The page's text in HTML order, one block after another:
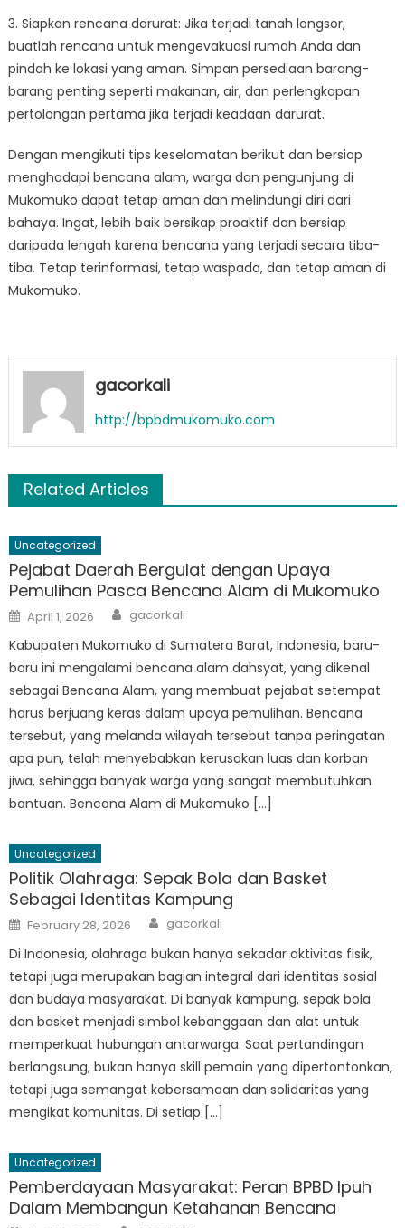
3. Siapkan rencana darurat: Jika terjadi tanah longsor,
buatlah rencana untuk mengevakuasi rumah Anda dan
pindah ke lokasi yang aman. Simpan persediaan barang-
barang penting seperti makanan, air, dan perlengkapan
pertolongan pertama jika terjadi keadaan darurat.
Dengan mengikuti tips keselamatan berikut dan bersiap
menghadapi bencana alam, warga dan pengunjung di
Mukomuko dapat tetap aman dan melindungi diri dari
bahaya. Ingat, lebih baik bersikap proaktif dan bersiap
daripada lengah karena bencana yang terjadi secara tiba-
tiba. Tetap terinformasi, tetap waspada, dan tetap aman di
Mukomuko.
gacorkali
http://bpbdmukomuko.com
Related Articles
Uncategorized
Pejabat Daerah Bergulat dengan Upaya
Pemulihan Pasca Bencana Alam di Mukomuko
Posted
on
April 1, 2026 Author
gacorkali
Kabupaten Mukomuko di Sumatera Barat, Indonesia, baru-
baru ini mengalami bencana alam dahsyat, yang dikenal
sebagai Bencana Alam, yang membuat pejabat setempat
harus berjuang keras dalam upaya pemulihan. Bencana
tersebut, yang melanda wilayah tersebut tanpa peringatan
apa pun, telah menyebabkan kerusakan luas dan korban
jiwa, sehingga banyak warga yang sangat membutuhkan
bantuan. Bencana Alam di Mukomuko […]
Uncategorized
Politik Olahraga: Sepak Bola dan Basket
Sebagai Identitas Kampung
Posted
on
February 28, 2026 Author
gacorkali
Di Indonesia, olahraga bukan hanya sekadar aktivitas fisik,
tetapi juga merupakan bagian integral dari identitas sosial
dan budaya masyarakat. Di banyak kampung, sepak bola
dan basket menjadi simbol kebanggaan dan alat untuk
memperkuat hubungan antarwarga. Saat pertandingan
berlangsung, bukan hanya skill pemain yang dipertontonkan,
tetapi juga semangat kebersamaan dan solidaritas yang
mengikat komunitas. Di setiap […]
Uncategorized
Pemberdayaan Masyarakat: Peran BPBD Ipuh
Dalam Membangun Ketahanan Bencana